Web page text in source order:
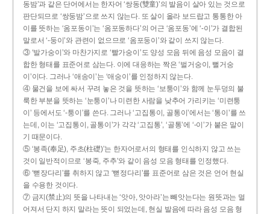
동밤’과 같은 단어에서는 한자어 ‘쌍동(雙童)’의 발음이 살아 있는 것으로
판단되므로 ‘쌍둥밤’으로 쓰지 않는다. 또 살이 올라 보드랍고 통통한 아
이를 뜻하는 ‘옴포동이’는 ‘옴포동하다’의 어근 ‘옴포동’에 ‘-이’가 결합된
말로서 ‘-둥이’와 관련이 없으므로 ‘옴포둥이’와 같이 쓰지 않는다.
③ ‘발가숭이’와 마찬가지로 ‘빨가숭이’도 양성 모음 뒤에 음성 모음이 결
합한 형태를 표준어로 삼는다. 이에 대응하는 짝은 ‘벌거숭이, 뻘거숭
이’이다. 그러나 ‘애송이’는 ‘애숭이’를 인정하지 않는다.
④ 물건을 보에 싸서 꾸려 놓은 것을 뜻하는 ‘보퉁이’와 함께 눈두덩의 불
룩한 부분을 뜻하는 ‘눈퉁이’나 미련한 사람을 낮추어 가리키는 ‘미련퉁
이’ 등에서도 ‘-퉁이’를 쓴다. 그러나 ‘고집통이, 골통이’에서는 ‘통이’를 쓰
는데, 이는 ‘고집통이, 골통이’가 각각 ‘고집통’, ‘골통’에 ‘-이’가 붙은 말이
기 때문이다.
⑤ ‘봉족(奉足), 주초(柱礎)’는 한자어로서의 형태를 인식하지 않고 쓰는
것이 일반적이므로 ‘봉죽, 주추’와 같이 음성 모음 형태를 인정했다.
⑥ ‘뻗장다리’를 취하지 않고 ‘뻗정다리’를 표준어로 삼은 것은 언어 현실
을 수용한 것이다.
⑦ 금지(禁止)의 뜻을 나타내는 ‘앗아, 앗아라’는 빼앗는다는 원뜻과는 멀
어져서 단지 하지 말라는 뜻이 되었는데, 현실 발음에 따라 음성 모음 형